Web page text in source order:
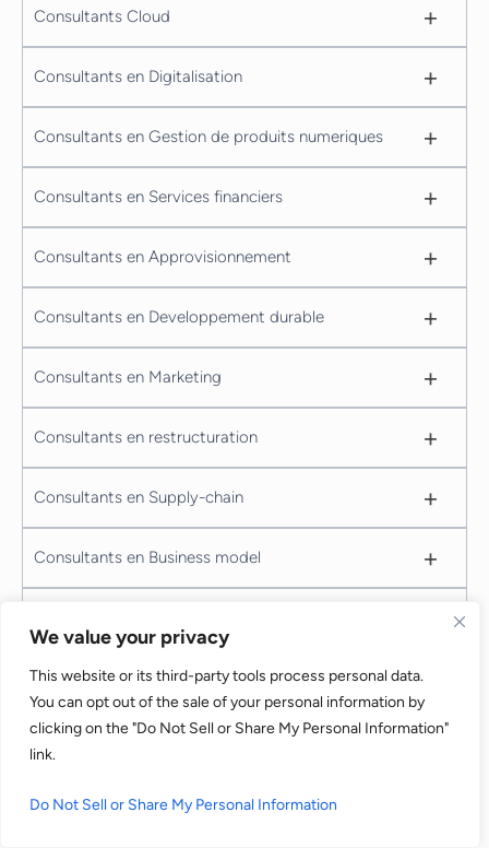
We value your privacy
This website or its third-party tools process personal data.
You can opt out of the sale of your personal information by
clicking on the "Do Not Sell or Share My Personal Information"
link.
Do Not Sell or Share My Personal Information
Consultants Cloud +
Consultants en Digitalisation +
Consultants en Gestion de produits numeriques +
Consultants en Services financiers +
Consultants en Approvisionnement +
Consultants en Developpement durable +
Consultants en Marketing +
Consultants en restructuration +
Consultants en Supply-chain +
Consultants en Business model +
Consultants en E-Commerce +
Consultants en Marketing digital +
Manager de transition